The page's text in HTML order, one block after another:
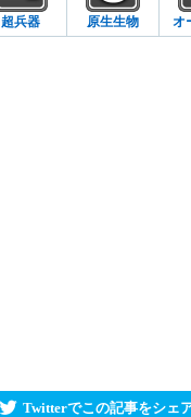
超兵器 原生生物 オ
Twitterでこの記事をシェ